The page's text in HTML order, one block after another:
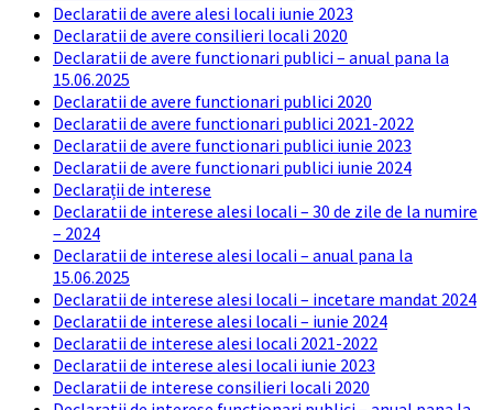
Declaratii de avere alesi locali iunie 2023
Declaratii de avere consilieri locali 2020
Declaratii de avere functionari publici – anual pana la
15.06.2025
Declaratii de avere functionari publici 2020
Declaratii de avere functionari publici 2021-2022
Declaratii de avere functionari publici iunie 2023
Declaratii de avere functionari publici iunie 2024
Declarații de interese
Declaratii de interese alesi locali – 30 de zile de la numire
– 2024
Declaratii de interese alesi locali – anual pana la
15.06.2025
Declaratii de interese alesi locali – incetare mandat 2024
Declaratii de interese alesi locali – iunie 2024
Declaratii de interese alesi locali 2021-2022
Declaratii de interese alesi locali iunie 2023
Declaratii de interese consilieri locali 2020